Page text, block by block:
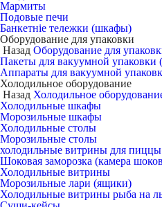
Мармиты
Подовые печи
Банкетніе тележки (шкафы)
Оборудование для упаковки
Назад Оборудование для
Пакеты для вакуумной упаковки
Аппараты для вакуумной
Холодильное оборудование
Назад Холодильное
Холодильные шкафы
Морозильные шкафы
Холодильные столы
Морозильные столы
холодильные витрины для пиццы
Шоковая заморозка (камера
Холодильные витрины
Морозильные лари (ящики)
Холодильные витрины рыба на